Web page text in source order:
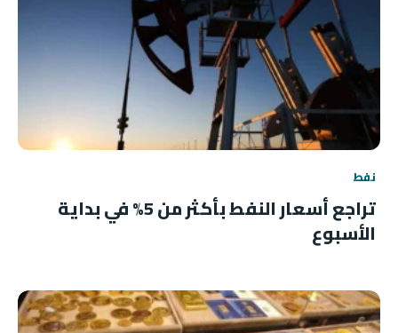
نفط
تراجع أسعار النفط بأكثر من 5% في بداية
الأسبوع